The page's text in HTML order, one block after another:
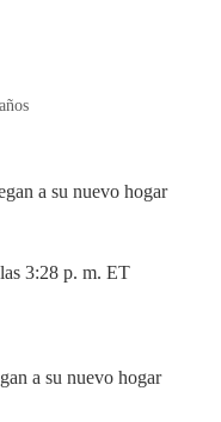
3:28 p. m. ET